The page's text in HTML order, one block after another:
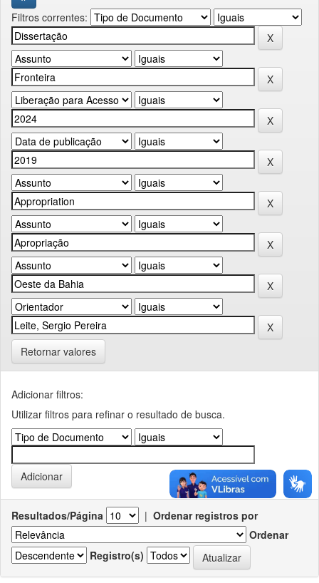
Filtros correntes:
Retornar valores
Adicionar filtros:
Utilizar filtros para refinar o resultado de busca.
Resultados/Página | Ordenar registros por
Ordenar
Registro(s)